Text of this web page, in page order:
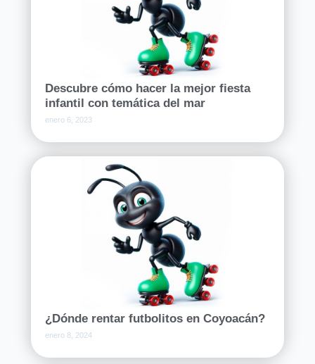
Descubre cómo hacer la mejor fiesta
infantil con temática del mar
enero 6, 2023
¿Dónde rentar futbolitos en Coyoacán?
enero 8, 2024